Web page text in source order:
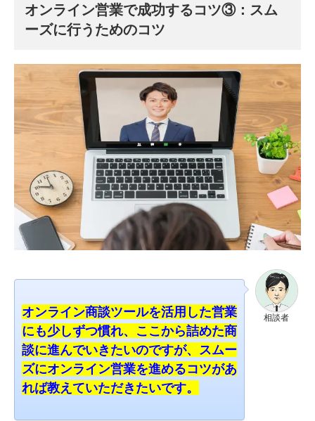
オンライン営業で成功するコツ③：スム
ーズに行うためのコツ
相談者
オンライン商談ツールを活用した営業
にも少しずつ慣れ、ここから詰めた商
談に進んでいきたいのですが、スムー
ズにオンライン営業を進めるコツがあ
れば教えていただきたいです。